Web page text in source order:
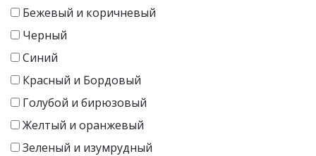
Бежевый и коричневый
Черный
Синий
Красный и Бордовый
Голубой и бирюзовый
Желтый и оранжевый
Зеленый и изумрудный